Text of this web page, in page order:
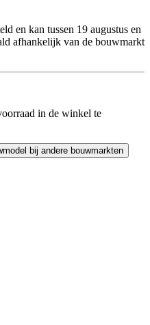
en kan tussen 19 augustus en
afhankelijk van de bouwmarkt
in de winkel te
bij andere bouwmarkten